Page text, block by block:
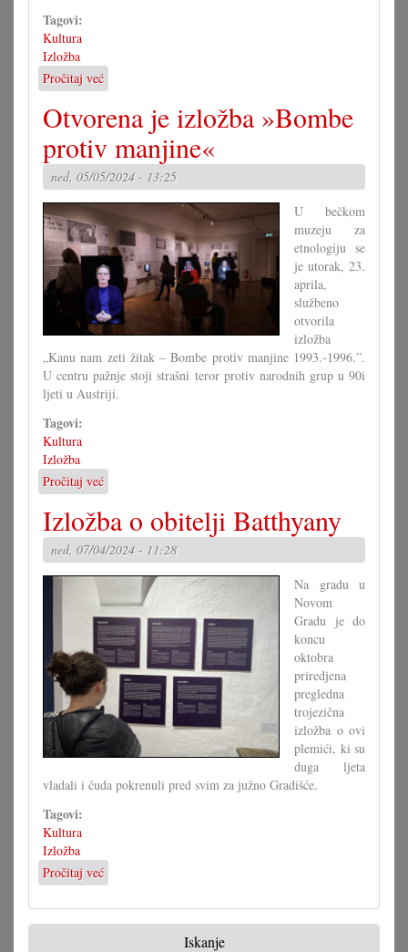
Tagovi:
Kultura
Izložba
Pročitaj već
Cvijeti
ki
vječno
cvatu
su
u
Prisiki
Otvorena je izložba »Bombe
protiv manjine«
ned, 05/05/2024 - 13:25
U bečkom
muzeju za
etnologiju se
je utorak, 23.
aprila,
službeno
otvorila
izložba
„Kanu nam zeti žitak – Bombe protiv manjine 1993.-1996.”.
U centru pažnje stoji strašni teror protiv narodnih grup u 90i
ljeti u Austriji.
Tagovi:
Kultura
Izložba
Pročitaj već
Otvorena
je
izložba
»Bombe
protiv
manjine«
Izložba o obitelji Batthyany
ned, 07/04/2024 - 11:28
Na gradu u
Novom
Gradu je do
koncu
oktobra
priredjena
pregledna
trojezična
izložba o ovi
plemići, ki su
duga ljeta
vladali i čuda pokrenuli pred svim za južno Gradišće.
Tagovi:
Kultura
Izložba
Pročitaj već
Izložba
o
obitelji
Iskanje